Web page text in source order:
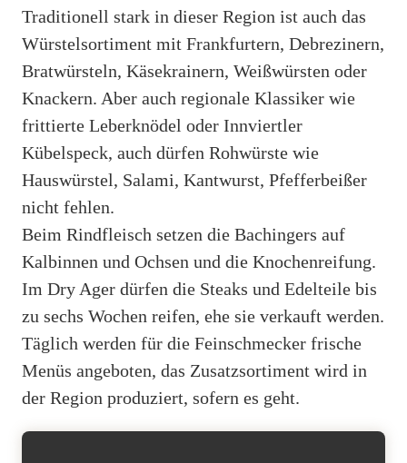
Traditionell stark in dieser Region ist auch das
Würstelsortiment mit Frankfurtern, Debrezinern,
Bratwürsteln, Käsekrainern, Weißwürsten oder
Knackern. Aber auch regionale Klassiker wie
frittierte Leberknödel oder Innviertler
Kübelspeck, auch dürfen Rohwürste wie
Hauswürstel, Salami, Kantwurst, Pfefferbeißer
nicht fehlen.
Beim Rindfleisch setzen die Bachingers auf
Kalbinnen und Ochsen und die Knochenreifung.
Im Dry Ager dürfen die Steaks und Edelteile bis
zu sechs Wochen reifen, ehe sie verkauft werden.
Täglich werden für die Feinschmecker frische
Menüs angeboten, das Zusatzsortiment wird in
der Region produziert, sofern es geht.